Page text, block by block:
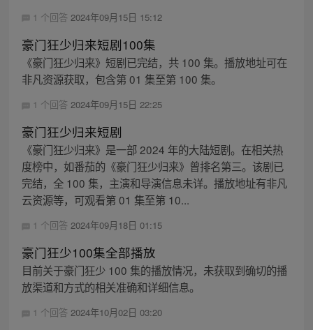
1 个回答 2024年09月15日 15:12
豪门狂少归来短剧100集
《豪门狂少归来》短剧已完结，共 100 集。播放地址可在
非凡资源获取，包含第 01 集至第 100 集。
1 个回答 2024年09月15日 22:25
豪门狂少归来短剧
《豪门狂少归来》是一部 2024 年的大陆短剧。在相关热
度榜中，如番茄的《豪门狂少归来》曾排名第三。该剧已
完结，全 100 集，主演和导演信息未详。播放地址有非凡
云资源等，可观看第 01 集至第 10...
1 个回答 2024年09月18日 01:15
豪门狂少100集全部播放
目前关于豪门狂少 100 集的播放情况，未获取到确切的播
放渠道和方式的相关准确和详细信息。
1 个回答 2024年10月02日 03:20